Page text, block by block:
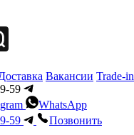
Вакансии Trade-in
59
WhatsApp
59
Позвонить